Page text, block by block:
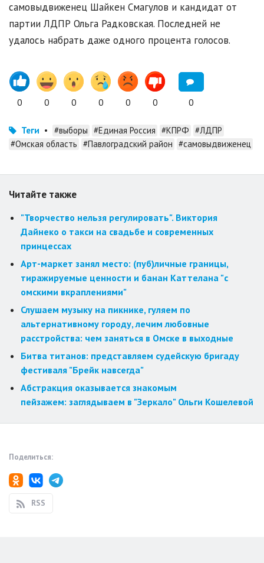
самовыдвиженец Шайкен Смагулов и кандидат от
партии ЛДПР Ольга Радковская. Последней не
удалось набрать даже одного процента голосов.
0 0 0 0 0 0 0
Теги • #выборы #Единая Россия #КПРФ #ЛДПР
#Омская область #Павлоградский район #самовыдвиженец
Читайте также
"Творчество нельзя регулировать". Виктория
Дайнеко о такси на свадьбе и современных
принцессах
Арт-маркет занял место: (пуб)личные границы,
тиражируемые ценности и банан Каттелана "с
омскими вкраплениями"
Слушаем музыку на пикнике, гуляем по
альтернативному городу, лечим любовные
расстройства: чем заняться в Омске в выходные
Битва титанов: представляем судейскую бригаду
фестиваля "Брейк навсегда"
Абстракция оказывается знакомым
пейзажем: заглядываем в "Зеркало" Ольги Кошелевой
Поделиться:
RSS